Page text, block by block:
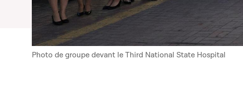
Photo de groupe devant le Third National State Hospital